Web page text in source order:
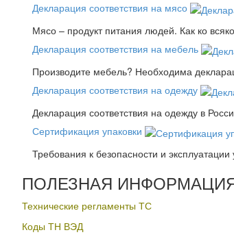
Декларация соответствия на мясо
Мясо – продукт питания людей. Как ко
Декларация соответствия на мебель
Производите мебель? Необходима
Декларация соответствия на одежду
Декларация соответствия на одежду в
Сертификация упаковки
Требования к безопасности и
ПОЛЕЗНАЯ
Технические регламенты ТС
Коды ТН ВЭД